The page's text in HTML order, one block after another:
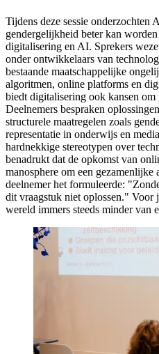
Tijdens deze sessie onderzochten
gendergelijkheid beter kan
digitalisering en AI. Sprekers
onder ontwikkelaars van
bestaande maatschappelijke
algoritmen, online platforms en
biedt digitalisering ook kansen
Deelnemers bespraken
structurele maatregelen zoals
representatie in onderwijs en
hardnekkige stereotypen over
benadrukt dat de opkomst van
manosphere om een gezamenlijke
deelnemer het formuleerde:
dit vraagstuk niet oplossen."
wereld immers steeds minder van